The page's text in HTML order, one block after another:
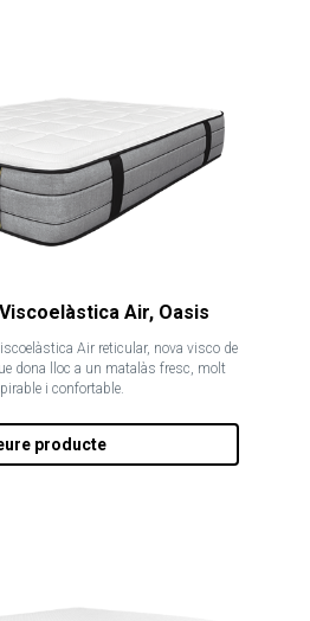
Air, Oasis
Air reticular, nova visco de
dona lloc a un matalàs fresc, molt
i confortable.
producte